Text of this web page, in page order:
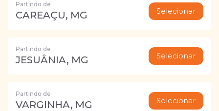
Partindo de
CAREAÇU, MG Selecionar
Partindo de
JESUÂNIA, MG Selecionar
Partindo de
VARGINHA, MG Selecionar